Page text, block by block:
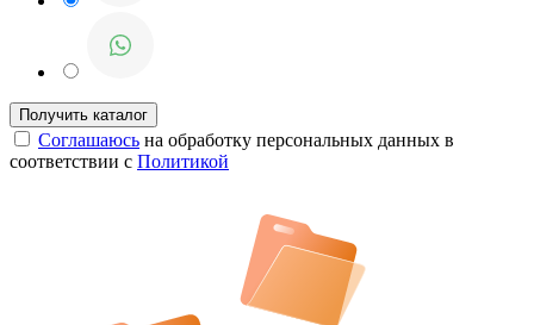
Соглашаюсь на обработку персональных данных в
соответствии с Политикой